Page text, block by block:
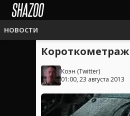
НОВОСТИ
Коэн (Twitter)
01:00, 23 августа 2013